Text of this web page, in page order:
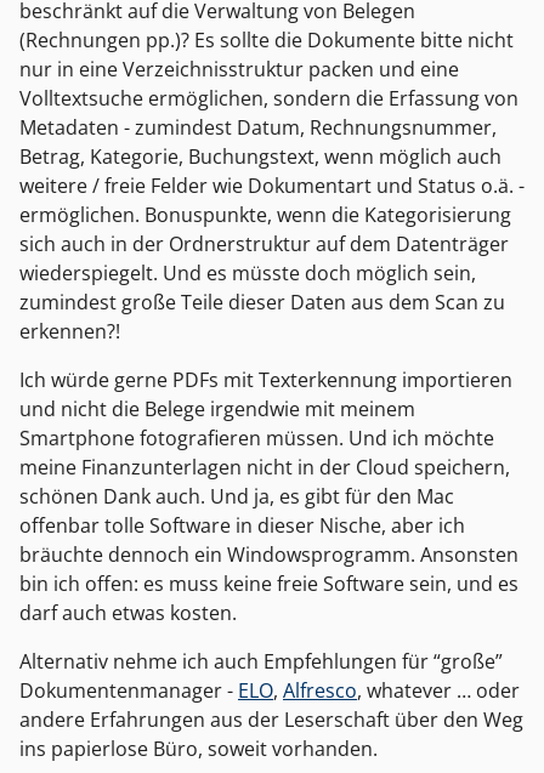
beschränkt auf die Verwaltung von Belegen
(Rechnungen pp.)? Es sollte die Dokumente bitte nicht
nur in eine Verzeichnisstruktur packen und eine
Volltextsuche ermöglichen, sondern die Erfassung von
Metadaten - zumindest Datum, Rechnungsnummer,
Betrag, Kategorie, Buchungstext, wenn möglich auch
weitere / freie Felder wie Dokumentart und Status o.ä. -
ermöglichen. Bonuspunkte, wenn die Kategorisierung
sich auch in der Ordnerstruktur auf dem Datenträger
wiederspiegelt. Und es müsste doch möglich sein,
zumindest große Teile dieser Daten aus dem Scan zu
erkennen?!
Ich würde gerne PDFs mit Texterkennung importieren
und nicht die Belege irgendwie mit meinem
Smartphone fotografieren müssen. Und ich möchte
meine Finanzunterlagen nicht in der Cloud speichern,
schönen Dank auch. Und ja, es gibt für den Mac
offenbar tolle Software in dieser Nische, aber ich
bräuchte dennoch ein Windowsprogramm. Ansonsten
bin ich offen: es muss keine freie Software sein, und es
darf auch etwas kosten.
Alternativ nehme ich auch Empfehlungen für “große”
Dokumentenmanager - ELO, Alfresco, whatever … oder
andere Erfahrungen aus der Leserschaft über den Weg
ins papierlose Büro, soweit vorhanden.